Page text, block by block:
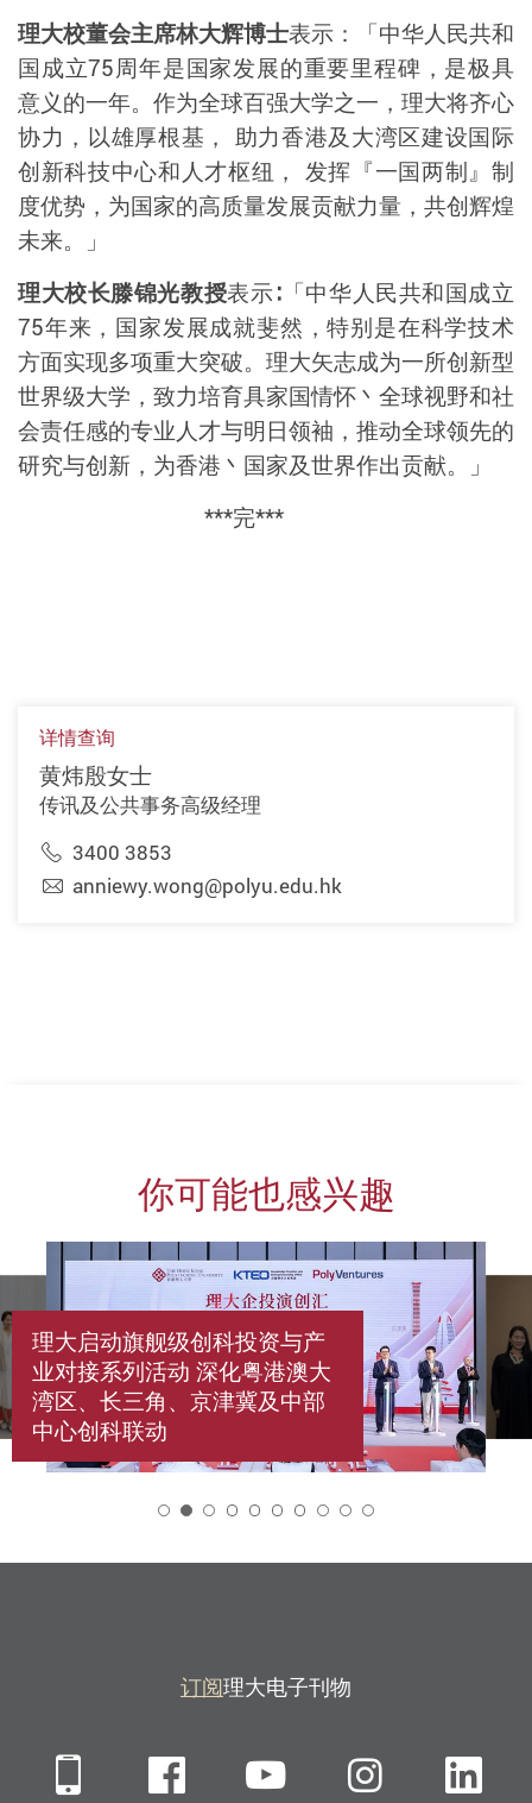
理大校董会主席林大辉博士表示：「中华人民共和
国成立75周年是国家发展的重要里程碑， 是极具
意义的一年。作为全球百强大学之一，理大将齐心
协力，以雄厚根基， 助力香港及大湾区建设国际
创新科技中心和人才枢纽， 发挥『一国两制』制
度优势，为国家的高质量发展贡献力量，共创辉煌
未来。」
理大校长滕锦光教授表示∶「中华人民共和国成立
75年来，国家发展成就斐然，特别是在科学技术
方面实现多项重大突破。理大矢志成为一所创新型
世界级大学，致力培育具家国情怀丶全球视野和社
会责任感的专业人才与明日领袖，推动全球领先的
研究与创新， 为香港丶国家及世界作出贡献。」
***完***
详情查询
黄炜殷女士
传讯及公共事务高级经理
3400 3853
anniewy.wong@polyu.edu.hk
你可能也感兴趣
理大启动旗舰级创科投资与产
业对接系列活动 深化粤港澳大
湾区、长三角、京津冀及中部
中心创科联动
订阅理大电子刊物
Mobile FacebookYouTube